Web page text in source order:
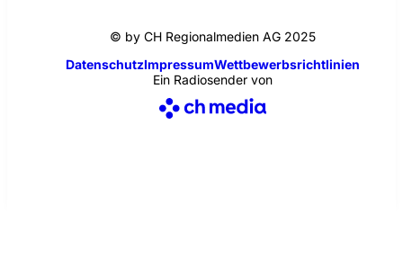
© by CH Regionalmedien AG 2025
DatenschutzImpressumWettbewerbsrichtlinien
Ein Radiosender von